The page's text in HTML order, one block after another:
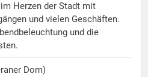
Herzen der Stadt mit
und vielen Geschäften.
und die
Dom)